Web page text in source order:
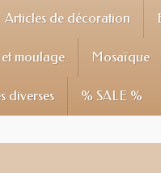
Articles de décoration
moulage Mosaïque
diverses % SALE %